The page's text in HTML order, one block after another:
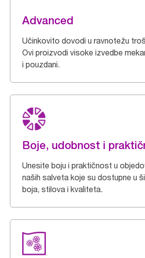
Advanced
Učinkovito dovodi u ravnotežu
Ovi proizvodi visoke izvedbe
i pouzdani.
Boje, udobnost i
Unesite boju i praktičnost u
naših salveta koje su dostupne u
boja, stilova i kvaliteta.